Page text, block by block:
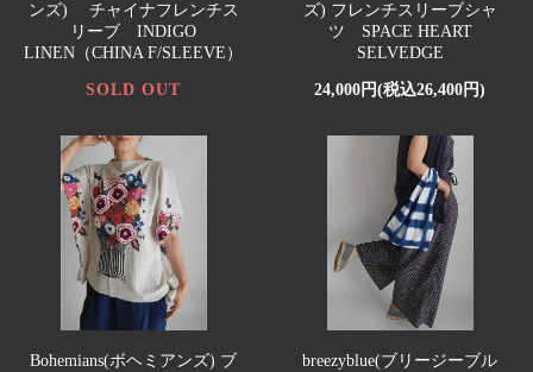
ンズ) チャイナフレンチス
リーブ INDIGO
LINEN（CHINA F/SLEEVE）
SOLD OUT
ズ) フレンチスリーブシャ
ツ SPACE HEART
SELVEDGE
24,000円(税込26,400円)
Bohemians(ボヘミアンズ) ブ
breezyblue(ブリージーブル